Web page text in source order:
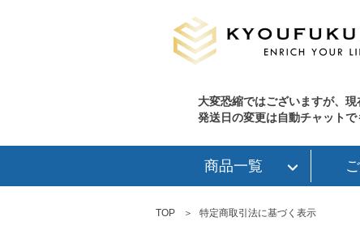
大変恐縮ではございますが、
発送日の変更は自動チャットで
商品一覧
TOP 特定商取引法に基づく表示